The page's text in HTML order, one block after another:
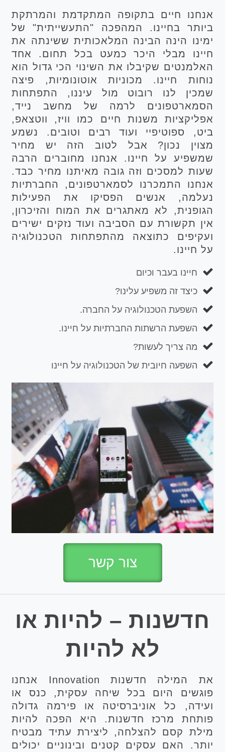
אנחנו חיים בתקופה המתקדמת והמרתקת
ביותר בחיינו. המהפכה "התעשייתית" של
ימינו הינה הבינה המלאכותית ששינתה את
חיינו מבלי היכר כמעט בכל תחום. אחד
האלמנטים שקיבלו את השינוי הכי גדול הוא
נוחות חיינו. מכוניות אוטונומיות, פיצה
שמכין לנו רובוט מול עיננו, התפתחות
הסמארטפונים לרמה של מחשב נייד,
אפליקציות משנות חיים כמו וויז, ווטצאפ,
ביט, ספוטיפיי ועוד רבים וטובים. נשמע
מצוין נכון? אבל לטוב הזה יש מחיר
שמשפיע על חיינו. אנחנו מחוברים הרבה
שעות למסכים וזה גובה מאיתנו מחיר כבד.
אנחנו התמכרנו לסמארטפונים, החברתיות
נעלמה, אנשים הפסיקו את הפעילות
הגופנית, לא מאתגרים את המוח והזיכרון,
אין תקשורת עם הסביבה ועוד נזקים ישירים
ועקיפים כתוצאה מהתפתחות הטכנולוגיה
על חיינו.
חיינו בעבר וכיום
כיצד זה משפיע עלינו?
השפעת הטכנולוגיה על החברה.
השפעת הרשתות החברתיות על חיינו.
מה צריך לעשות?
השפעה חיובית של הטכנולוגיה על חיינו
צור קשר
חדשנות – להיות או
לא להיות
את המילה חדשנות Innovation אנחנו
פוגשים היום בכל שיחה עסקית, כנס או
ועידה, כל אוניברסיטה או פירמה גדולה
פותחת מרכז חדשנות. היא הפכה להיות
מילת קסם להצלחה, ליצירת עתיד מבטיח
יותר. האם עסקים קטנים ובינוניים יכולים